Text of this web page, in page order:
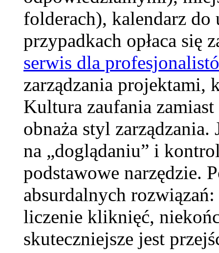
folderach), kalendarz
przypadkach opłaca się
serwis dla
zarządzania projektami,
Kultura zaufania
obnaża styl zarządzania.
na „doglądaniu” i
podstawowe narzędzie.
absurdalnych
liczenie kliknięć,
skuteczniejsze jest